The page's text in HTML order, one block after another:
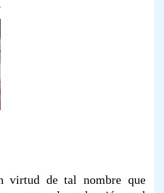
virtud de tal nombre que